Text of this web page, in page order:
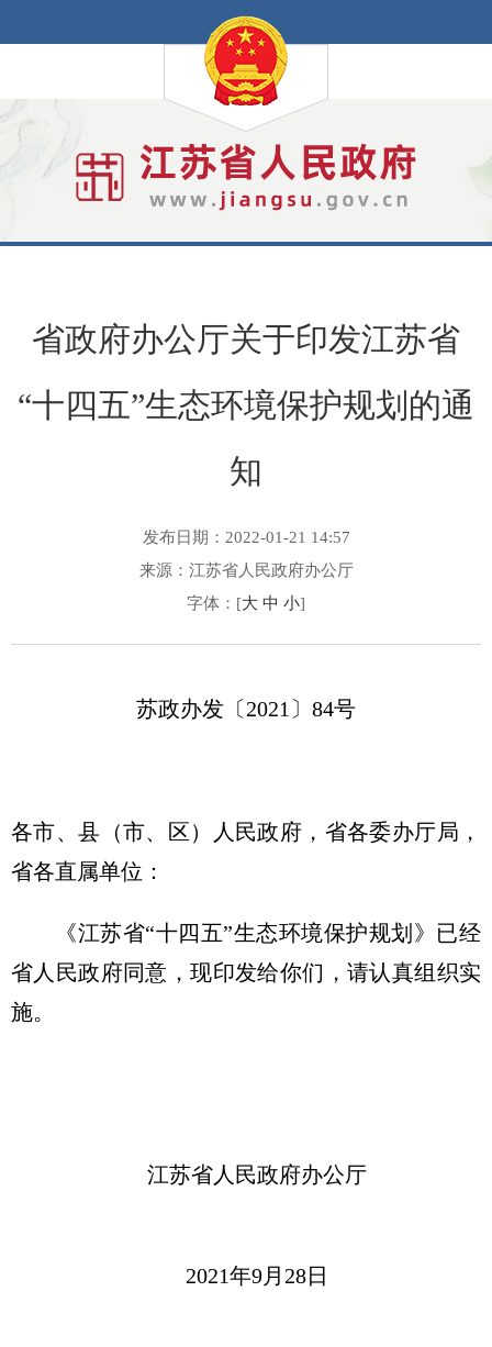
省政府办公厅关于印发江苏省
“十四五”生态环境保护规划的通
知
发布日期：2022-01-21 14:57
来源：江苏省人民政府办公厅
字体：[大 中 小]
苏政办发〔2021〕84号
各市、县（市、区）人民政府，省各委办厅局，
省各直属单位：
《江苏省“十四五”生态环境保护规划》已经
省人民政府同意，现印发给你们，请认真组织实
施。
江苏省人民政府办公厅
2021年9月28日